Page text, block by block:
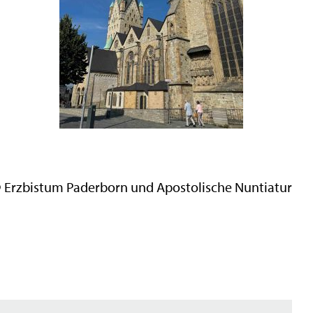
Paderborn und Apostolische Nuntiatur